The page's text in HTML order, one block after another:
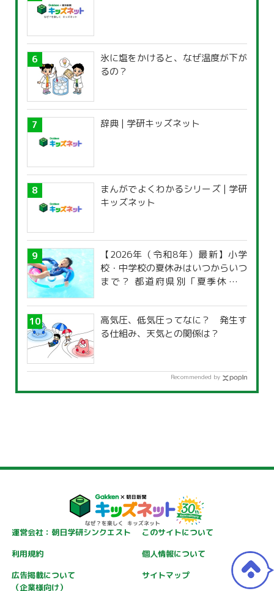
氷に塩をかけると、なぜ温度が下が
るの？
辞典 | 学研キッズネット
まんがでよくわかるシリーズ | 学研
キッズネット
【2026年（令和8年）最新】小学
校・中学校の夏休みはいつからいつ
まで？ 都道府県別「夏季休暇一
高気圧、低気圧ってなに？ 発生す
る仕組み、天気との関係は？
Recommended by
運営会社：朝日学研シンクエスト
このサイトについて
利用規約
個人情報について
広告掲載について
（企業様向け）
サイトマップ